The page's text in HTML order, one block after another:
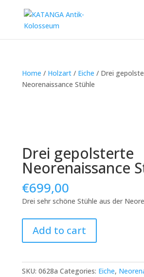
Home / Holzart/ Eiche / Drei
Neorenaissance Stühle
Drei gepolsterte
Neorenaissance
€699,00
Drei sehr schöne Stühle aus der
gepolsterte
Neorenaissance
quantity
Add to cart
SKU: 0628a Categories: Eiche,